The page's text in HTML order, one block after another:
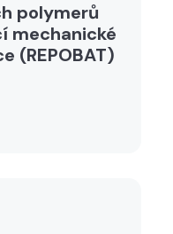
polymerů
mechanické
(REPOBAT)